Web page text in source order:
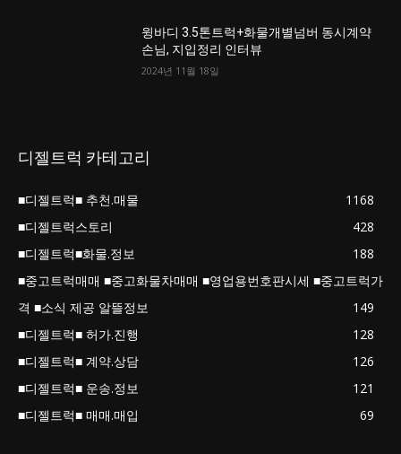
윙바디 3.5톤트럭+화물개별넘버 동시계약
손님, 지입정리 인터뷰
2024년 11월 18일
디젤트럭 카테고리
■디젤트럭■ 추천.매물
1168
■디젤트럭스토리
428
■디젤트럭■화물.정보
188
■중고트럭매매 ■중고화물차매매 ■영업용번호판시세 ■중고트럭가
격 ■소식 제공 알뜰정보
149
■디젤트럭■ 허가.진행
128
■디젤트럭■ 계약.상담
126
■디젤트럭■ 운송.정보
121
■디젤트럭■ 매매.매입
69